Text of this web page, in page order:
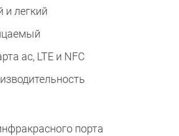
и легкий
ac, LTE и NFC
порта